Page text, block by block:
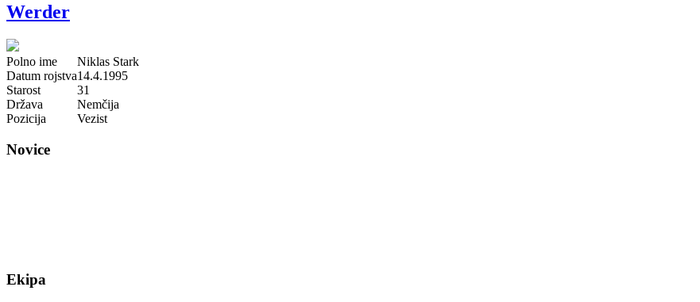
Werder
Polno ime
Niklas Stark
Datum rojstva14.4.1995
Starost
31
Država
Nemčija
Pozicija
Vezist
Novice
Ekipa